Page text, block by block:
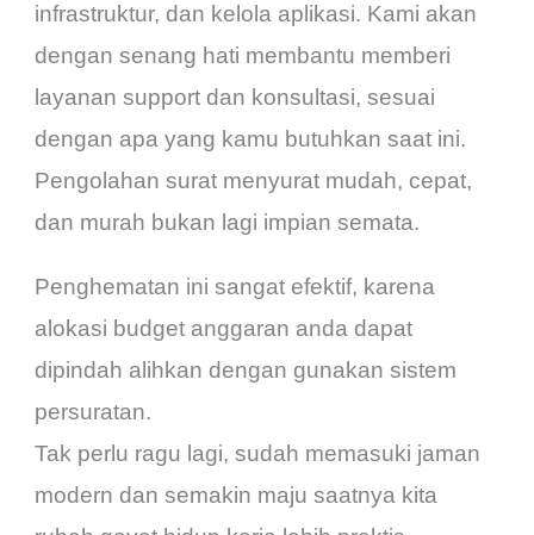
infrastruktur, dan kelola aplikasi. Kami akan
dengan senang hati membantu memberi
layanan support dan konsultasi, sesuai
dengan apa yang kamu butuhkan saat ini.
Pengolahan surat menyurat mudah, cepat,
dan murah bukan lagi impian semata.
Penghematan ini sangat efektif, karena
alokasi budget anggaran anda dapat
dipindah alihkan dengan gunakan sistem
persuratan.
Tak perlu ragu lagi, sudah memasuki jaman
modern dan semakin maju saatnya kita